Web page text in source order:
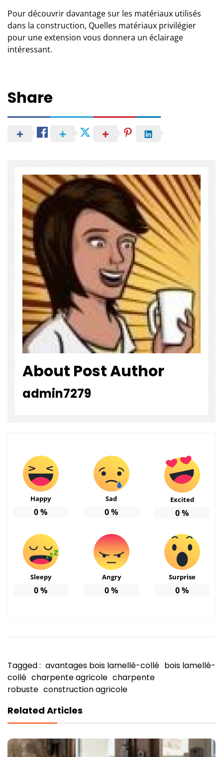
Pour découvrir davantage sur les matériaux utilisés
dans la construction, Quelles matériaux privilégier
pour une extension vous donnera un éclairage
intéressant.
Share
About Post Author
admin7279
Happy
0%
Sad
0%
Excited
0%
Sleepy
0%
Angry
0%
Surprise
0%
Tagged : avantages bois lamellé-collé bois lamellé-
collé charpente agricole charpente
robuste construction agricole
Related Articles